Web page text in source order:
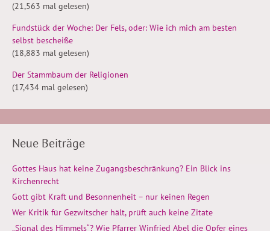
(21,563 mal gelesen)
Fundstück der Woche: Der Fels, oder: Wie ich mich am besten
selbst bescheiße
(18,883 mal gelesen)
Der Stammbaum der Religionen
(17,434 mal gelesen)
Neue Beiträge
Gottes Haus hat keine Zugangsbeschränkung? Ein Blick ins
Kirchenrecht
Gott gibt Kraft und Besonnenheit – nur keinen Regen
Wer Kritik für Gezwitscher hält, prüft auch keine Zitate
„Signal des Himmels“? Wie Pfarrer Winfried Abel die Opfer eines